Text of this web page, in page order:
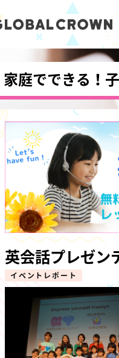
家庭でできる！
英会話プレゼン
イベントレポート